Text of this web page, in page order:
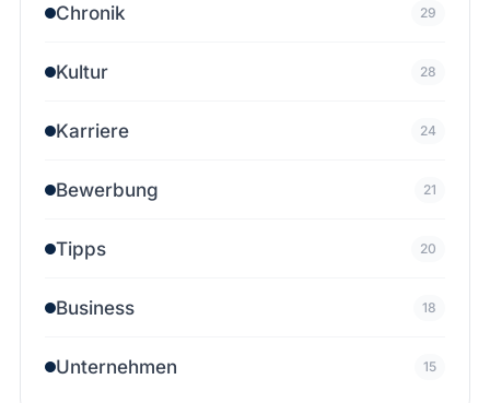
Chronik 29
Kultur 28
Karriere 24
Bewerbung 21
Tipps 20
Business 18
Unternehmen 15